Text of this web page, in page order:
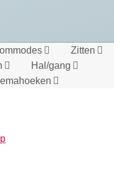
Zitten
Hal/gang